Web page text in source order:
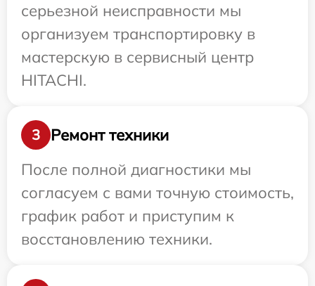
серьезной неисправности мы
организуем транспортировку в
мастерскую в сервисный центр
HITACHI.
3
Ремонт техники
После полной диагностики мы
согласуем с вами точную стоимость,
график работ и приступим к
восстановлению техники.